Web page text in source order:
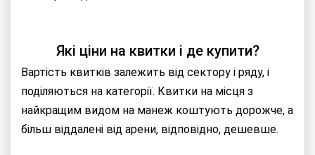
Які ціни на квитки і де купити?
Вартість квитків залежить від сектору і ряду, і
поділяються на категорії. Квитки на місця з
найкращим видом на манеж коштують дорожче, а
більш віддалені від арени, відповідно, дешевше.